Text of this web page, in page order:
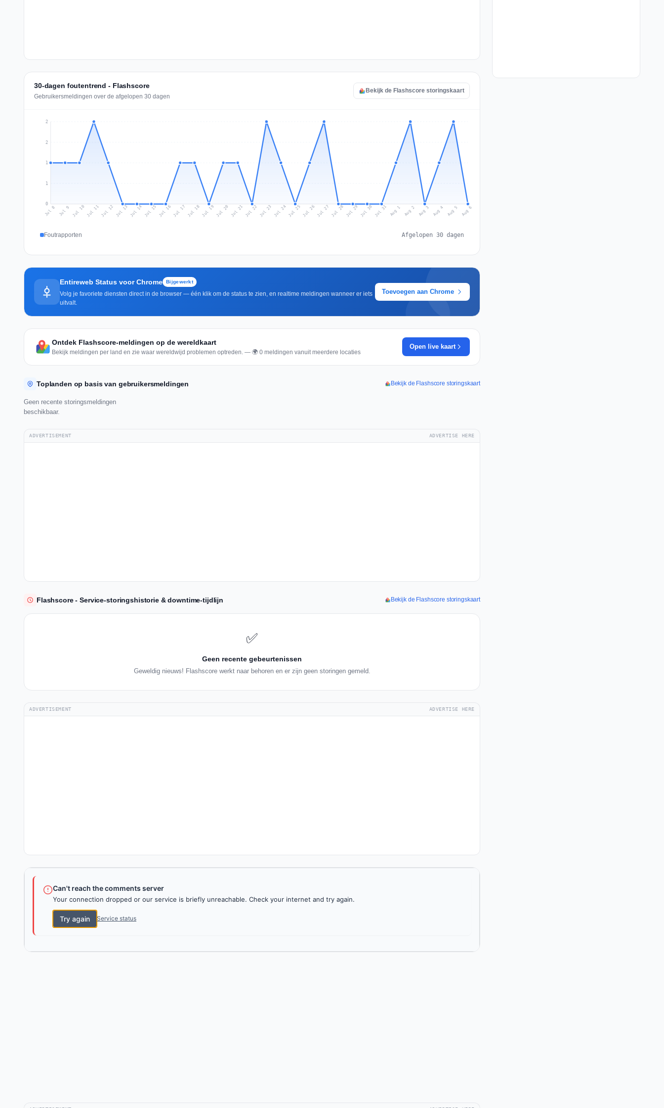
30-dagen foutentrend - Flashscore
Gebruikersmeldingen over de afgelopen 30 dagen
Bekijk de Flashscore storingskaart
0
1
1
2
2
Jul 8 Jul 9 Jul 10 Jul 11Jul 12 Jul 13 Jul 14 Jul 15 Jul 16Jul 17 Jul 18Jul 19 Jul 20 Jul 21 Jul 22 Jul 23 Jul 24Jul 25 Jul 26Jul 27 Jul 28 Jul 29 Jul 30 Jul 31 Aug 1 Aug 2 Aug 3 Aug 4 Aug 5 Aug 6
Foutrapporten Afgelopen 30 dagen
Entireweb Status voor Chrome Bijgewerkt
Volg je favoriete diensten direct in de browser — één klik om de status te zien, en realtime meldingen wanneer er iets
uitvalt.
Toevoegen aan Chrome
Ontdek Flashscore-meldingen op de wereldkaart
Bekijk meldingen per land en zie waar wereldwijd problemen optreden. — 🌍 0 meldingen vanuit meerdere locaties
Open live kaart
Toplanden op basis van gebruikersmeldingen Bekijk de Flashscore storingskaart
Geen recente storingsmeldingen
beschikbaar.
ADVERTISEMENT ADVERTISE HERE
Flashscore - Service-storingshistorie & downtime-tijdlijn Bekijk de Flashscore storingskaart
✅
Geen recente gebeurtenissen
Geweldig nieuws! Flashscore werkt naar behoren en er zijn geen storingen gemeld.
ADVERTISEMENT ADVERTISE HERE
Can't reach the comments server
Your connection dropped or our service is briefly unreachable. Check your internet and try again.
Try again Service status